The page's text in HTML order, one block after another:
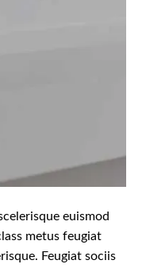
euismod
metus feugiat
Feugiat sociis